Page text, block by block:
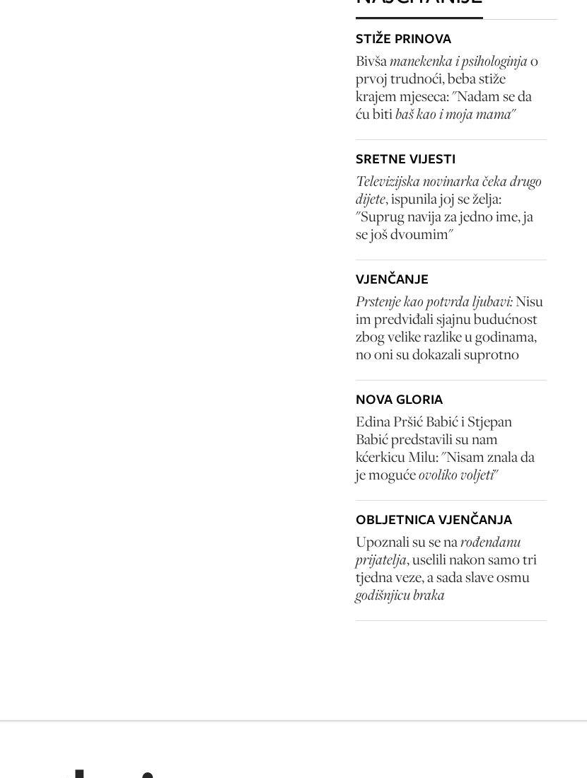
STIŽE PRINOVA
Bivšamanekenka i psihologinjao
prvoj trudnoći, beba stiže
krajem mjeseca: "Nadam se da
ću bitibaš kao i moja mama"
SRETNE VIJESTI
Televizijska novinarka čeka drugo
dijete, ispunila joj se želja:
"Suprug navija za jedno ime, ja
se još dvoumim"
VJENČANJE
Prstenje kao potvrda ljubavi:Nisu
im predviđali sjajnu budućnost
zbog velike razlike u godinama,
no oni su dokazali suprotno
NOVA GLORIA
Edina Pršić Babić i Stjepan
Babić predstavili su nam
kćerkicu Milu: "Nisam znala da
je mogućeovoliko voljeti"
OBLJETNICA VJENČANJA
Upoznali su se narođendanu
prijatelja, uselili nakon samo tri
tjedna veze, a sada slave osmu
godišnjicu braka